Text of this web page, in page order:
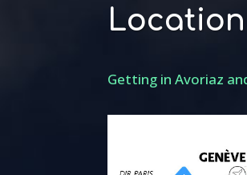
Location
Getting in Avoriaz